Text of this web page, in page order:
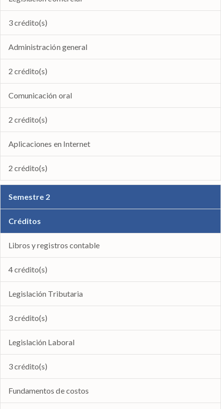
3 crédito(s)
Administración general
2 crédito(s)
Comunicación oral
2 crédito(s)
Aplicaciones en Internet
2 crédito(s)
Semestre 2
Créditos
Libros y registros contable
4 crédito(s)
Legislación Tributaria
3 crédito(s)
Legislación Laboral
3 crédito(s)
Fundamentos de costos